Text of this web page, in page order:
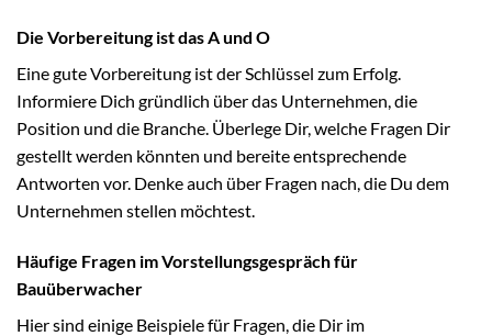
Die Vorbereitung ist das A und O
Eine gute Vorbereitung ist der Schlüssel zum Erfolg.
Informiere Dich gründlich über das Unternehmen, die
Position und die Branche. Überlege Dir, welche Fragen Dir
gestellt werden könnten und bereite entsprechende
Antworten vor. Denke auch über Fragen nach, die Du dem
Unternehmen stellen möchtest.
Häufige Fragen im Vorstellungsgespräch für
Bauüberwacher
Hier sind einige Beispiele für Fragen, die Dir im